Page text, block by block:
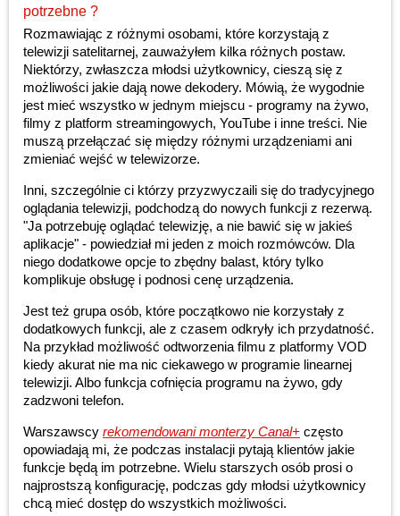
potrzebne ?
Rozmawiając z różnymi osobami, które korzystają z
telewizji satelitarnej, zauważyłem kilka różnych postaw.
Niektórzy, zwłaszcza młodsi użytkownicy, cieszą się z
możliwości jakie dają nowe dekodery. Mówią, że wygodnie
jest mieć wszystko w jednym miejscu - programy na żywo,
filmy z platform streamingowych, YouTube i inne treści. Nie
muszą przełączać się między różnymi urządzeniami ani
zmieniać wejść w telewizorze.
Inni, szczególnie ci którzy przyzwyczaili się do tradycyjnego
oglądania telewizji, podchodzą do nowych funkcji z rezerwą.
"Ja potrzebuję oglądać telewizję, a nie bawić się w jakieś
aplikacje" - powiedział mi jeden z moich rozmówców. Dla
niego dodatkowe opcje to zbędny balast, który tylko
komplikuje obsługę i podnosi cenę urządzenia.
Jest też grupa osób, które początkowo nie korzystały z
dodatkowych funkcji, ale z czasem odkryły ich przydatność.
Na przykład możliwość odtworzenia filmu z platformy VOD
kiedy akurat nie ma nic ciekawego w programie linearnej
telewizji. Albo funkcja cofnięcia programu na żywo, gdy
zadzwoni telefon.
Warszawscy rekomendowani monterzy Canal+ często
opowiadają mi, że podczas instalacji pytają klientów jakie
funkcje będą im potrzebne. Wielu starszych osób prosi o
najprostszą konfigurację, podczas gdy młodsi użytkownicy
chcą mieć dostęp do wszystkich możliwości.